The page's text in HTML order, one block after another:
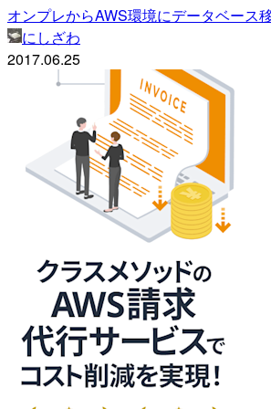
オンプレからAWS環境にデータベース
にしざわ
2017.06.25